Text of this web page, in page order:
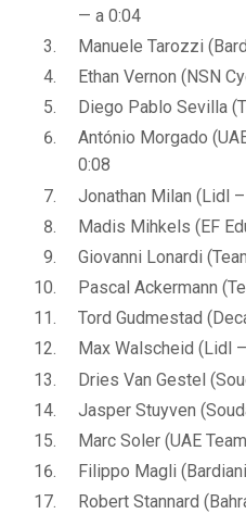
— a 0:04
Manuele Tarozzi
Ethan Vernon (NSN
Diego Pablo Sevilla
António Morgado
0:08
Jonathan Milan (Lidl
Madis Mihkels (EF
Giovanni Lonardi
Pascal Ackermann
Tord Gudmestad
Max Walscheid (Lidl
Dries Van Gestel
Jasper Stuyven
Marc Soler (UAE
Filippo Magli
Robert Stannard